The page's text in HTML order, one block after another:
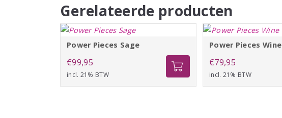
Gerelateerde producten
Power Pieces Sage
€99,95
incl. 21% BTW
Power Pieces Wine
€79,95
incl. 21% BTW